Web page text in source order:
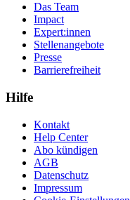
Das Team
Impact
Expert:innen
Stellenangebote
Presse
Barrierefreiheit
Hilfe
Kontakt
Help Center
Abo kündigen
AGB
Datenschutz
Impressum